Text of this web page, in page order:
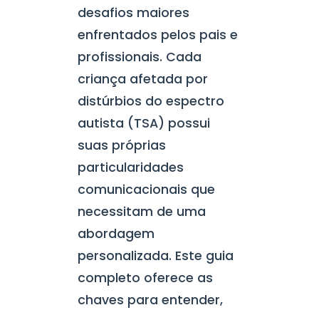
desafios maiores
enfrentados pelos pais e
profissionais. Cada
criança afetada por
distúrbios do espectro
autista (TSA) possui
suas próprias
particularidades
comunicacionais que
necessitam de uma
abordagem
personalizada. Este guia
completo oferece as
chaves para entender,